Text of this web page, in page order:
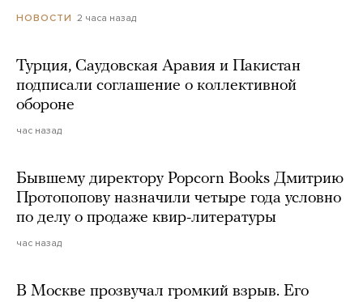
НОВОСТИ 2 часа назад
Турция, Саудовская Аравия и Пакистан
подписали соглашение о коллективной
обороне
час назад
Бывшему директору Popcorn Books Дмитрию
Протопопову назначили четыре года условно
по делу о продаже квир-литературы
час назад
В Москве прозвучал громкий взрыв. Его